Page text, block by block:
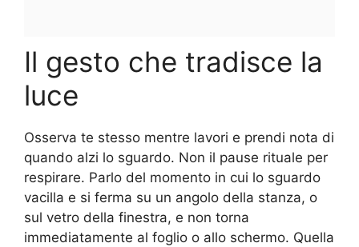
Il gesto che tradisce la
luce
Osserva te stesso mentre lavori e prendi nota di
quando alzi lo sguardo. Non il pause rituale per
respirare. Parlo del momento in cui lo sguardo
vacilla e si ferma su un angolo della stanza, o
sul vetro della finestra, e non torna
immediatamente al foglio o allo schermo. Quella